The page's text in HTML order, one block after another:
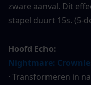
zware aanval. Dit
stapel duurt 15s. (5-
Hoofd Echo:
Nightmare:
· Transformeren in